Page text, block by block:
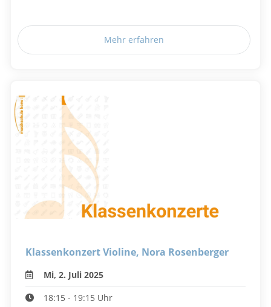
Mehr erfahren
Klassenkonzert Violine, Nora Rosenberger
Mi, 2. Juli 2025
18:15 - 19:15 Uhr